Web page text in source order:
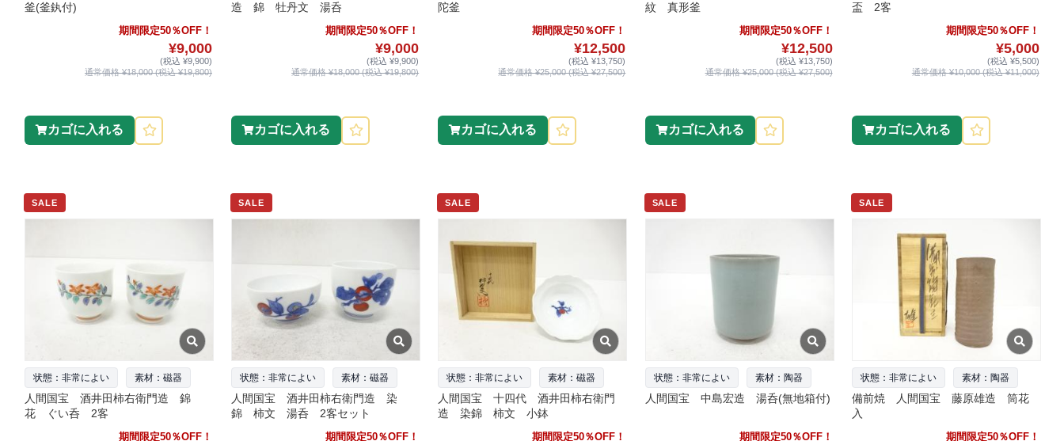
釜(釜釻付)
期間限定50％OFF！
¥9,000
(税込 ¥9,900)
通常価格 ¥18,000 (税込 ¥19,800)
カゴに入れる
造 錦 牡丹文 湯呑
期間限定50％OFF！
¥9,000
(税込 ¥9,900)
通常価格 ¥18,000 (税込 ¥19,800)
カゴに入れる
陀釜
期間限定50％OFF！
¥12,500
(税込 ¥13,750)
通常価格 ¥25,000 (税込 ¥27,500)
カゴに入れる
紋 真形釜
期間限定50％OFF！
¥12,500
(税込 ¥13,750)
通常価格 ¥25,000 (税込 ¥27,500)
カゴに入れる
盃 2客
期間限定50％OFF！
¥5,000
(税込 ¥5,500)
通常価格 ¥10,000 (税込 ¥11,000)
カゴに入れる
SALE
状態：非常によい 素材：磁器
人間国宝 酒井田柿右衛門造 錦
花 ぐい呑 2客
期間限定50％OFF！
SALE
状態：非常によい 素材：磁器
人間国宝 酒井田柿右衛門造 染
錦 柿文 湯呑 2客セット
期間限定50％OFF！
SALE
状態：非常によい 素材：磁器
人間国宝 十四代 酒井田柿右衛門
造 染錦 柿文 小鉢
期間限定50％OFF！
SALE
状態：非常によい 素材：陶器
人間国宝 中島宏造 湯呑(無地箱付)
期間限定50％OFF！
SALE
状態：非常によい 素材：陶器
備前焼 人間国宝 藤原雄造 筒花
入
期間限定50％OFF！